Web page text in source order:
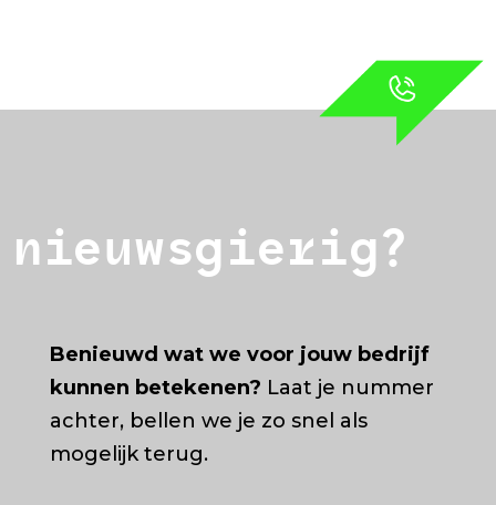
nieuwsgierig?
Benieuwd wat we voor jouw bedrijf
kunnen betekenen? Laat je nummer
achter, bellen we je zo snel als
mogelijk terug.